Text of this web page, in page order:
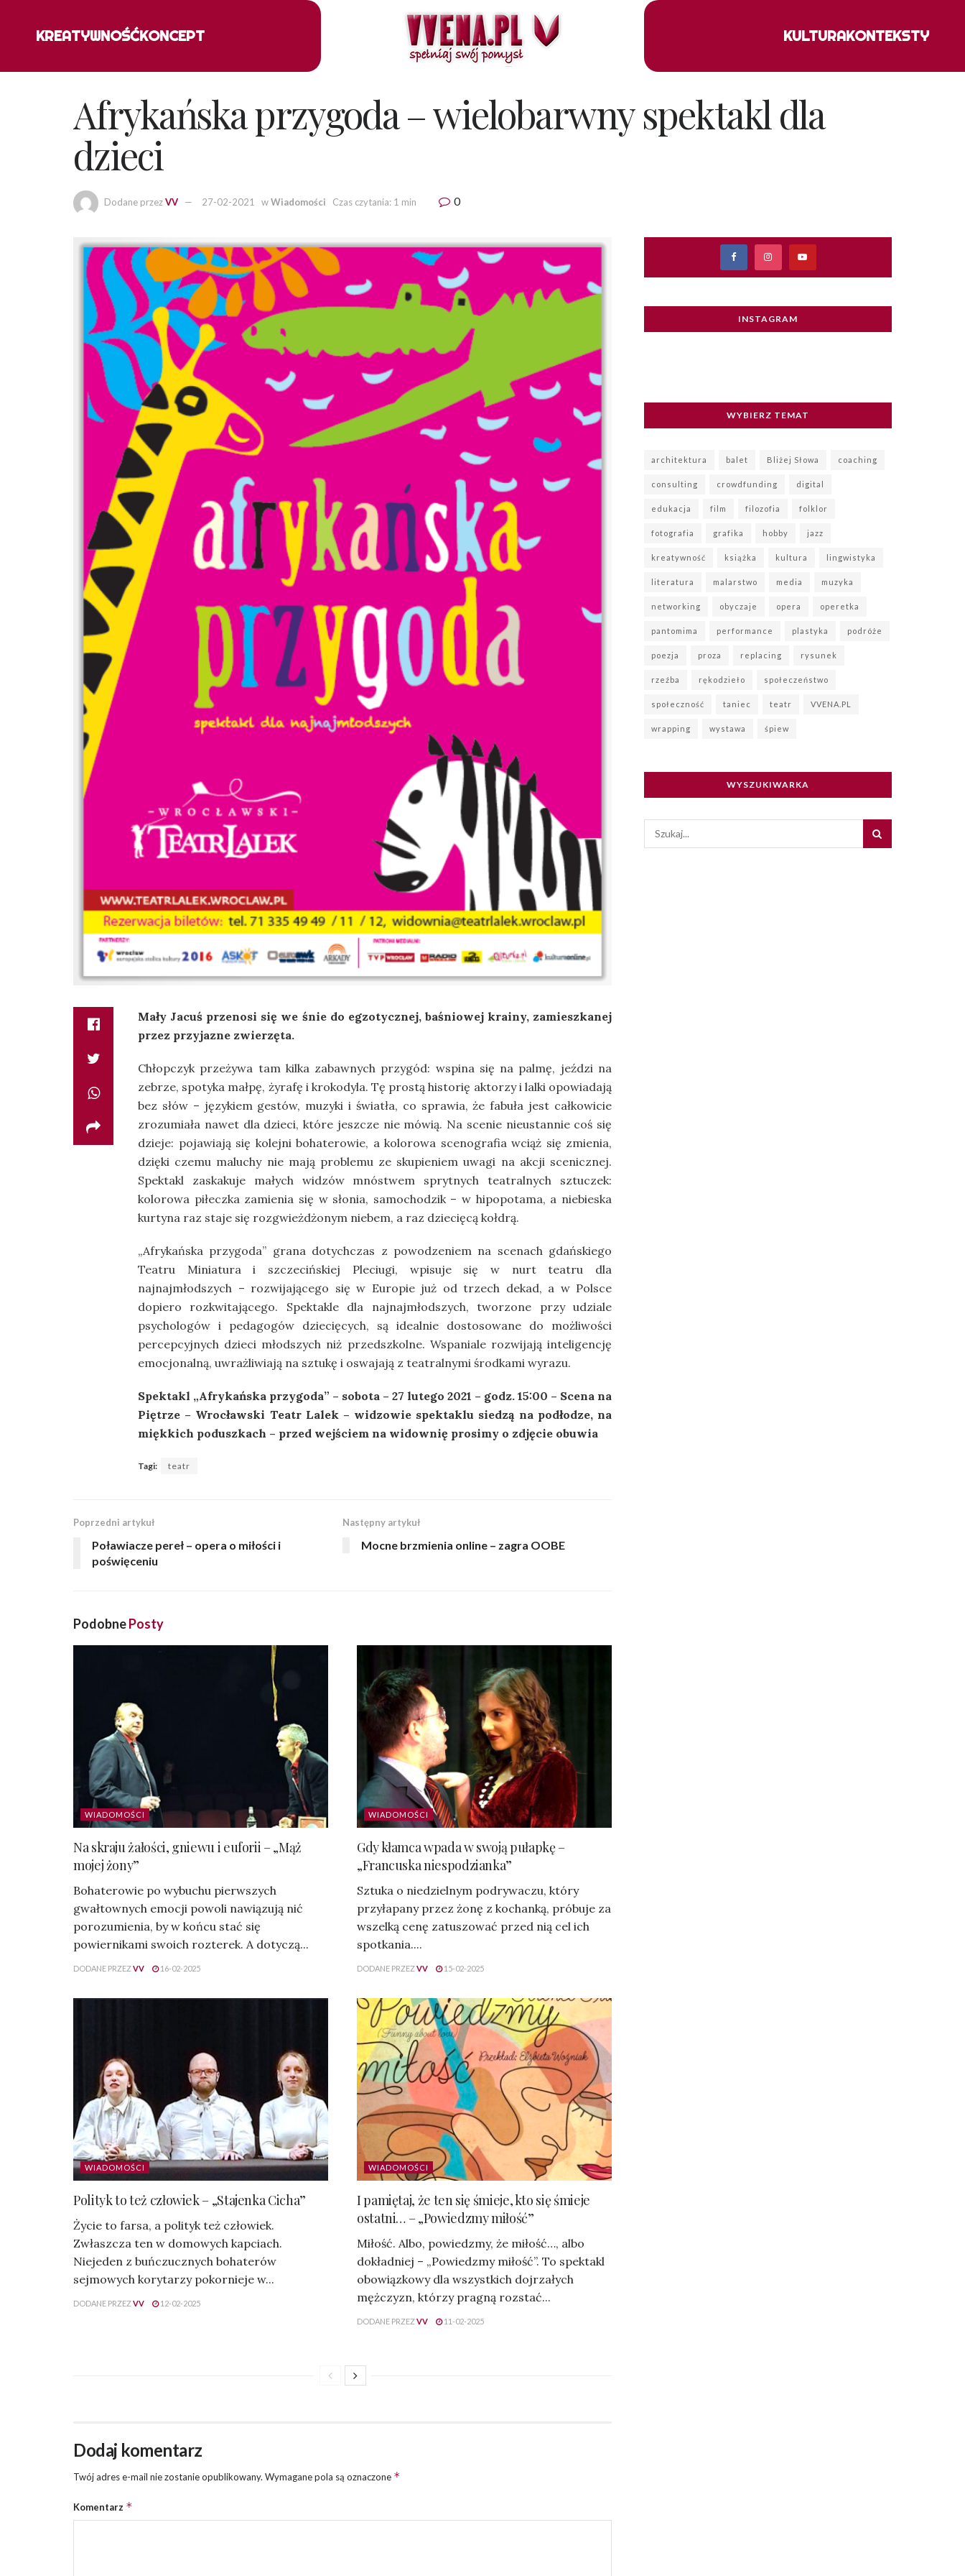
KREATYWNOŚĆKONCEPT KULTURAKONTEKSTY
Afrykańska przygoda – wielobarwny spektakl dla
dzieci
Dodane przezVV 27-02-2021 wWiadomości Czas czytania: 1 min 0
Mały Jacuś przenosi się we śnie do egzotycznej, baśniowej krainy, zamieszkanej
przez przyjazne zwierzęta.
Chłopczyk przeżywa tam kilka zabawnych przygód: wspina się na palmę, jeździ na
zebrze, spotyka małpę, żyrafę i krokodyla. Tę prostą historię aktorzy i lalki opowiadają
bez słów – językiem gestów, muzyki i światła, co sprawia, że fabuła jest całkowicie
zrozumiała nawet dla dzieci, które jeszcze nie mówią. Na scenie nieustannie coś się
dzieje: pojawiają się kolejni bohaterowie, a kolorowa scenografia wciąż się zmienia,
dzięki czemu maluchy nie mają problemu ze skupieniem uwagi na akcji scenicznej.
Spektakl zaskakuje małych widzów mnóstwem sprytnych teatralnych sztuczek:
kolorowa piłeczka zamienia się w słonia, samochodzik – w hipopotama, a niebieska
kurtyna raz staje się rozgwieżdżonym niebem, a raz dziecięcą kołdrą.
„Afrykańska przygoda” grana dotychczas z powodzeniem na scenach gdańskiego
Teatru Miniatura i szczecińskiej Pleciugi, wpisuje się w nurt teatru dla
najnajmłodszych – rozwijającego się w Europie już od trzech dekad, a w Polsce
dopiero rozkwitającego. Spektakle dla najnajmłodszych, tworzone przy udziale
psychologów i pedagogów dziecięcych, są idealnie dostosowane do możliwości
percepcyjnych dzieci młodszych niż przedszkolne. Wspaniale rozwijają inteligencję
emocjonalną, uwrażliwiają na sztukę i oswajają z teatralnymi środkami wyrazu.
Spektakl „Afrykańska przygoda” – sobota – 27 lutego 2021 – godz. 15:00 – Scena na
Piętrze – Wrocławski Teatr Lalek – widzowie spektaklu siedzą na podłodze, na
miękkich poduszkach – przed wejściem na widownię prosimy o zdjęcie obuwia
Tagi: teatr
Poprzedni artykuł
Poławiacze pereł – opera o miłości i
poświęceniu
Następny artykuł
Mocne brzmienia online – zagra OOBE
PodobnePosty
WIADOMOŚCI
Na skraju żałości, gniewu i euforii – „Mąż
mojej żony”
Bohaterowie po wybuchu pierwszych
gwałtownych emocji powoli nawiązują nić
porozumienia, by w końcu stać się
powiernikami swoich rozterek. A dotyczą...
DODANE PRZEZVV 16-02-2025
WIADOMOŚCI
Gdy kłamca wpada w swoją pułapkę –
„Francuska niespodzianka”
Sztuka o niedzielnym podrywaczu, który
przyłapany przez żonę z kochanką, próbuje za
wszelką cenę zatuszować przed nią cel ich
spotkania....
DODANE PRZEZVV 15-02-2025
WIADOMOŚCI
Polityk to też człowiek – „Stajenka Cicha”
Życie to farsa, a polityk też człowiek.
Zwłaszcza ten w domowych kapciach.
Niejeden z buńczucznych bohaterów
sejmowych korytarzy pokornieje w...
DODANE PRZEZVV 12-02-2025
WIADOMOŚCI
I pamiętaj, że ten się śmieje, kto się śmieje
ostatni… – „Powiedzmy miłość”
Miłość. Albo, powiedzmy, że miłość…, albo
dokładniej – „Powiedzmy miłość”. To spektakl
obowiązkowy dla wszystkich dojrzałych
mężczyzn, którzy pragną rozstać...
DODANE PRZEZVV 11-02-2025
Dodaj komentarz
Twój adres e-mail nie zostanie opublikowany. Wymagane pola są oznaczone *
Komentarz *
INSTAGRAM
WYBIERZ TEMAT
architektura balet Bliżej Słowa coaching
consulting crowdfunding digital
edukacja film filozofia folklor
fotografia grafika hobby jazz
kreatywność książka kultura lingwistyka
literatura malarstwo media muzyka
networking obyczaje opera operetka
pantomima performance plastyka podróże
poezja proza replacing rysunek
rzeźba rękodzieło społeczeństwo
społeczność taniec teatr VVENA.PL
wrapping wystawa śpiew
WYSZUKIWARKA